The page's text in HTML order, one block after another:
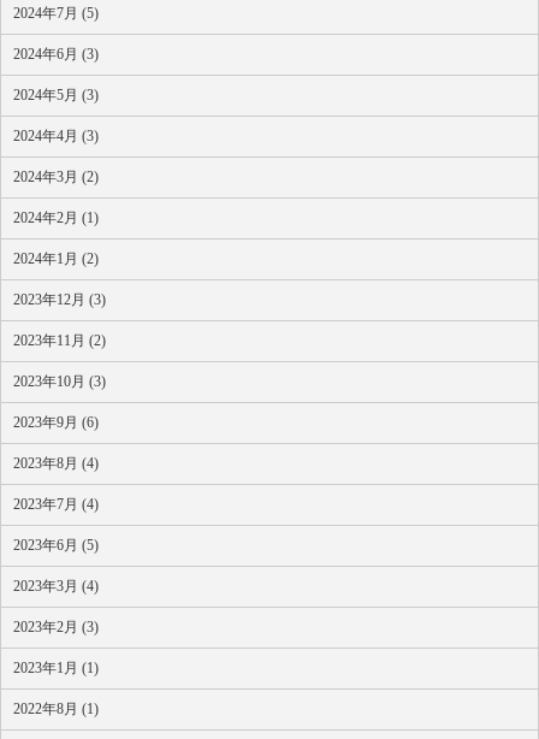
2024年7月 (5)
2024年6月 (3)
2024年5月 (3)
2024年4月 (3)
2024年3月 (2)
2024年2月 (1)
2024年1月 (2)
2023年12月 (3)
2023年11月 (2)
2023年10月 (3)
2023年9月 (6)
2023年8月 (4)
2023年7月 (4)
2023年6月 (5)
2023年3月 (4)
2023年2月 (3)
2023年1月 (1)
2022年8月 (1)